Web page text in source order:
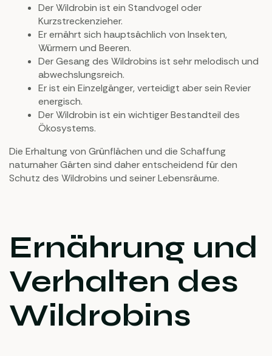
Der Wildrobin ist ein Standvogel oder
Kurzstreckenzieher.
Er ernährt sich hauptsächlich von Insekten,
Würmern und Beeren.
Der Gesang des Wildrobins ist sehr melodisch und
abwechslungsreich.
Er ist ein Einzelgänger, verteidigt aber sein Revier
energisch.
Der Wildrobin ist ein wichtiger Bestandteil des
Ökosystems.
Die Erhaltung von Grünflächen und die Schaffung
naturnaher Gärten sind daher entscheidend für den
Schutz des Wildrobins und seiner Lebensräume.
Ernährung und
Verhalten des
Wildrobins